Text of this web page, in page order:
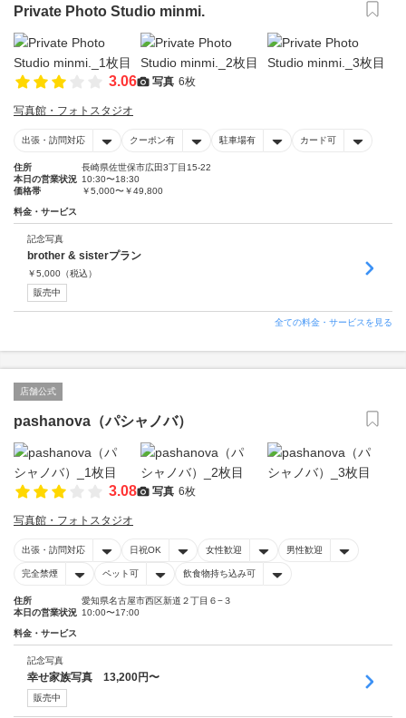
Private Photo Studio minmi.
3.06 写真 6枚
写真館・フォトスタジオ
出張・訪問対応 クーポン有 駐車場有 カード可
住所
長崎県佐世保市広田3丁目15-22
本日の営業状況 10:30〜18:30
価格帯
￥5,000〜￥49,800
料金・サービス
記念写真
brother & sisterプラン
￥5,000 （税込）
販売中
全ての料金・サービスを見る
店舗公式
pashanova（パシャノバ）
3.08 写真 6枚
写真館・フォトスタジオ
出張・訪問対応 日祝OK 女性歓迎 男性歓迎
完全禁煙 ペット可 飲食物持ち込み可
住所
愛知県名古屋市西区新道２丁目６−３
本日の営業状況 10:00〜17:00
料金・サービス
記念写真
幸せ家族写真 13,200円〜
販売中